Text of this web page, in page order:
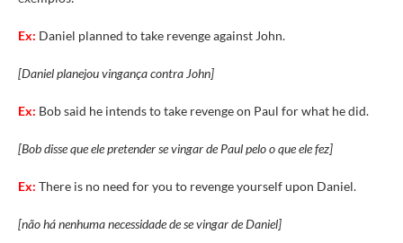
Ex: Daniel planned totake revengeagainst John.
[Daniel planejou vingança contra John]
Ex: Bob said he intends totake revengeon Paul forwhat hedid.
[Bob disse que ele pretender se vingar de Paul pelo o que ele fez]
Ex: There is no need foryou to revengeyourselfupon Daniel.
[não há nenhuma necessidade de se vingar de Daniel]